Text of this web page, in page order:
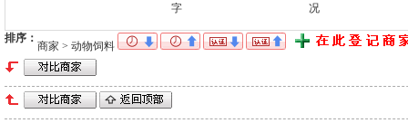
字
况
商家 > 动物饲料
排序：